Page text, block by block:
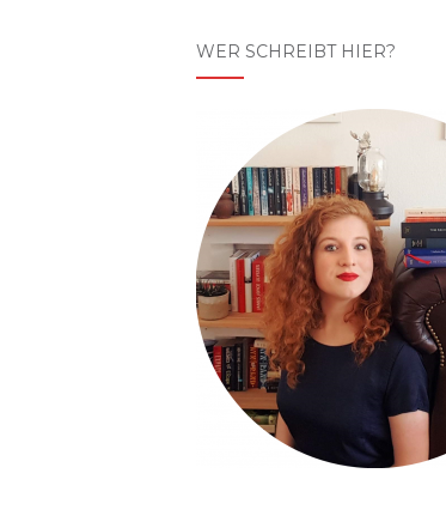
WER SCHREIBT HIER?